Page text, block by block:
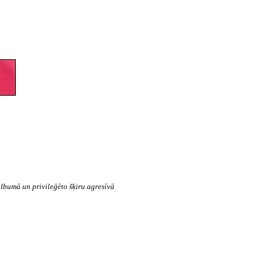
un privileģēto šķiru agresīvā